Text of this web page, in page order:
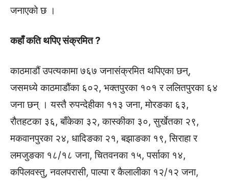
जनाएको छ ।
कहाँ कति थपिए संक्रमित ?
काठमाडौं उपत्यकामा ७६७ जनासंक्रमित थपिएका छन्,
जसमध्ये काठमाडौंका ६०२, भक्तपुरका १०१ र ललितपुरका ६४
जना छन् । यस्तै रुपन्देहीका ११३ जना, मोरङका ६३,
रौतहटका ३६, बाँकेका ३२, कास्कीका ३०, सुर्खेतका २९,
मकवानपुरका २४, धादिङका २१, बझाङका १९, सिराहा र
लमजुङका १८/१८ जना, चितवनका १५, पर्साका १४,
कपिलवस्तु, नवलपरासी, पाल्पा र कैलालीका १२/१२ जना,